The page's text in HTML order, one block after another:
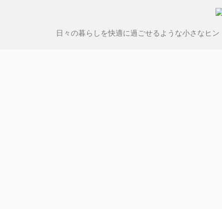
日々の暮らしを快適に過ごせるような小さなヒ